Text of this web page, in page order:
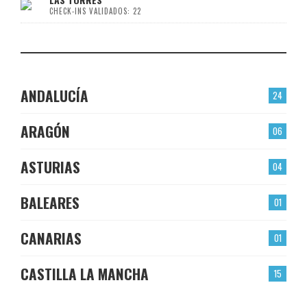
CHECK-INS VALIDADOS: 22
24
ANDALUCÍA
06
ARAGÓN
04
ASTURIAS
01
BALEARES
01
CANARIAS
15
CASTILLA LA MANCHA